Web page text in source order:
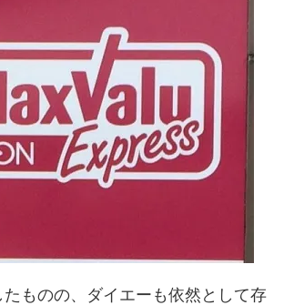
たものの、ダイエーも依然として存